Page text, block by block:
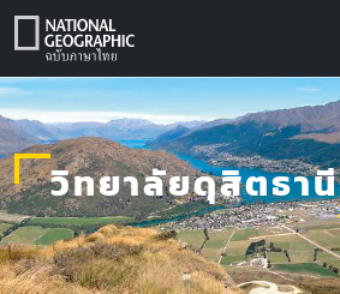
Skip
วิทยาลัยดุสิตธานี